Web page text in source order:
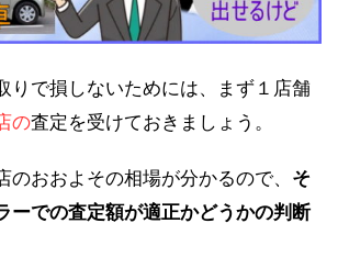
りで損しないためには、まず１店舗
の査定を受けておきましょう。
のおおよその相場が分かるので、 そ
ーでの査定額が適正かどうかの判断